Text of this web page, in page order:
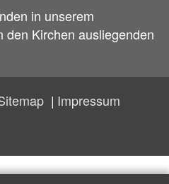
in unserem
den Kirchen ausliegenden
Impressum